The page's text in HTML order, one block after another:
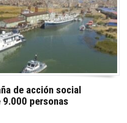
de acción social
9.000 personas